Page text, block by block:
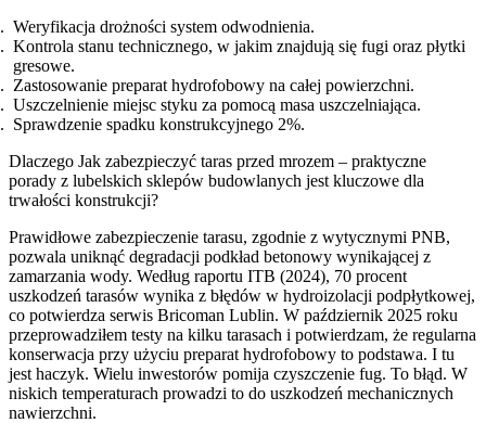
Weryfikacja drożności system odwodnienia.
Kontrola stanu technicznego, w jakim znajdują się fugi oraz płytki
gresowe.
Zastosowanie preparat hydrofobowy na całej powierzchni.
Uszczelnienie miejsc styku za pomocą masa uszczelniająca.
Sprawdzenie spadku konstrukcyjnego 2%.
Dlaczego Jak zabezpieczyć taras przed mrozem – praktyczne
porady z lubelskich sklepów budowlanych jest kluczowe dla
trwałości konstrukcji?
Prawidłowe zabezpieczenie tarasu, zgodnie z wytycznymi PNB,
pozwala uniknąć degradacji podkład betonowy wynikającej z
zamarzania wody. Według raportu ITB (2024), 70 procent
uszkodzeń tarasów wynika z błędów w hydroizolacji podpłytkowej,
co potwierdza serwis Bricoman Lublin. W październik 2025 roku
przeprowadziłem testy na kilku tarasach i potwierdzam, że regularna
konserwacja przy użyciu preparat hydrofobowy to podstawa. I tu
jest haczyk. Wielu inwestorów pomija czyszczenie fug. To błąd. W
niskich temperaturach prowadzi to do uszkodzeń mechanicznych
nawierzchni.